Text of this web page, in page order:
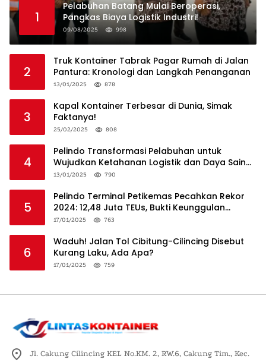
1
Pelabuhan Batang Mulai Beroperasi,
Pangkas Biaya Logistik Industri!
09/08/2025 998
2
Truk Kontainer Tabrak Pagar Rumah di Jalan
Pantura: Kronologi dan Langkah Penanganan
13/01/2025 878
3
Kapal Kontainer Terbesar di Dunia, Simak
Faktanya!
25/02/2025 808
4
Pelindo Transformasi Pelabuhan untuk
Wujudkan Ketahanan Logistik dan Daya Saing
Global
13/01/2025 790
5
Pelindo Terminal Petikemas Pecahkan Rekor
2024: 12,48 Juta TEUs, Bukti Keunggulan
Logistik Nasional
17/01/2025 763
6
Waduh! Jalan Tol Cibitung-Cilincing Disebut
Kurang Laku, Ada Apa?
17/01/2025 759
Jl. Cakung Cilincing KEL No.KM. 2, RW.6, Cakung Tim., Kec.